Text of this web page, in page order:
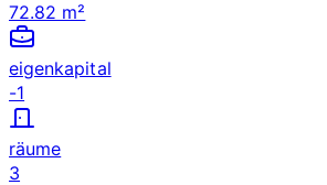
72.82 m²
eigenkapital
-1
räume
3